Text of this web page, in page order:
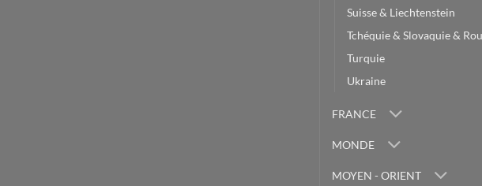
Suisse & Liechtenstein
Tchéquie & Slovaquie &
Turquie
Ukraine
FRANCE
MONDE
MOYEN - ORIENT